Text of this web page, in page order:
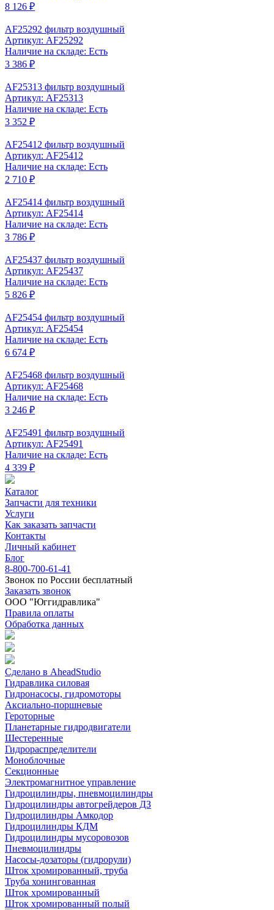
8 126 ₽
AF25292 фильтр воздушный
Артикул: AF25292
Наличие на складе: Есть
3 386 ₽
AF25313 фильтр воздушный
Артикул: AF25313
Наличие на складе: Есть
3 352 ₽
AF25412 фильтр воздушный
Артикул: AF25412
Наличие на складе: Есть
2 710 ₽
AF25414 фильтр воздушный
Артикул: AF25414
Наличие на складе: Есть
3 786 ₽
AF25437 фильтр воздушный
Артикул: AF25437
Наличие на складе: Есть
5 826 ₽
AF25454 фильтр воздушный
Артикул: AF25454
Наличие на складе: Есть
6 674 ₽
AF25468 фильтр воздушный
Артикул: AF25468
Наличие на складе: Есть
3 246 ₽
AF25491 фильтр воздушный
Артикул: AF25491
Наличие на складе: Есть
4 339 ₽
Каталог
Запчасти для техники
Услуги
Как заказать запчасти
Контакты
Личный кабинет
Блог
8-800-700-61-41
Звонок по России бесплатный
Заказать звонок
ООО "Юггидравлика"
Правила оплаты
Обработка данных
Сделано в AheadStudio
Гидравлика силовая
Гидронасосы, гидромоторы
Аксиально-поршневые
Героторные
Планетарные гидродвигатели
Шестеренные
Гидрораспределители
Моноблочные
Секционные
Электромагнитное управление
Гидроцилиндры, пневмоцилиндры
Гидроцилиндры автогрейдеров ДЗ
Гидроцилиндры Амкодор
Гидроцилиндры КДМ
Гидроцилиндры мусоровозов
Пневмоцилиндры
Насосы-дозаторы (гидрорули)
Шток хромированный, труба
Труба хонингованная
Шток хромированный
Шток хромированный полый